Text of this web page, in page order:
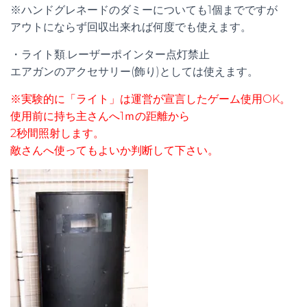
※ハンドグレネードのダミーについても1個までですが
アウトにならず回収出来れば何度でも使えます。
・ライト類.レーザーポインター点灯禁止
エアガンのアクセサリー(飾り)としては使えます。
※実験的に「ライト」は運営が宣言したゲーム使用OK。
使用前に持ち主さんへ1ｍの距離から
2秒間照射します。
敵さんへ使ってもよいか判断して下さい。